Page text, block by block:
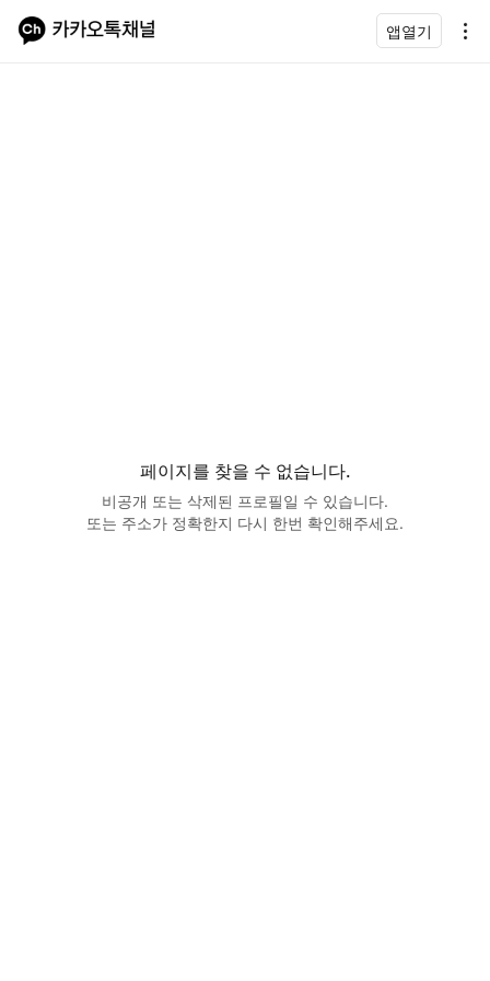
앱열기
페이지를 찾을 수 없습니다.
비공개 또는 삭제된 프로필일 수 있습니다.
또는 주소가 정확한지 다시 한번 확인해주세요.